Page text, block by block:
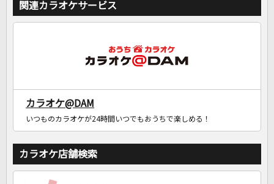
関連カラオケサービス
カラオケ@DAM
いつものカラオケが24時間いつでもおうちで楽しめる！
カラオケ店舗検索